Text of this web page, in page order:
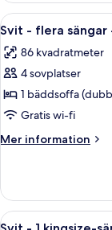
Öppna
alla
foton
för
Svit
-
flera
sängar
utsikt
mot
poolen
7
Svit - flera
86 kvadratmeter
4 sovplatser
1 bäddsoffa
Gratis wi-fi
Mer information
Mer
-
flera
sängar
Öppna
8